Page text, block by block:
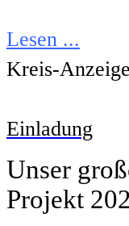
Lesen ...
Kreis-
Einladung
Unser
Projekt